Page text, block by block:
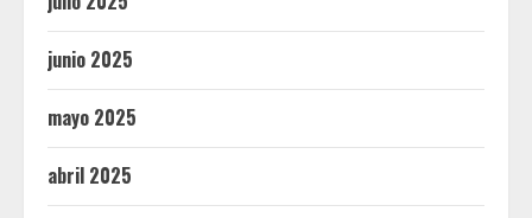
junio 2025
mayo 2025
abril 2025